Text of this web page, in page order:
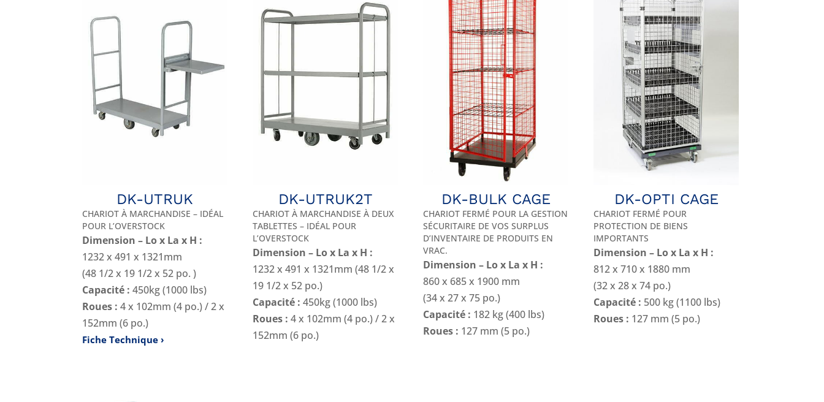
DK-UTRUK
CHARIOT À MARCHANDISE – IDÉAL
POUR L’OVERSTOCK
Dimension – Lo x La x H :
1232 x 491 x 1321mm
(48 1/2 x 19 1/2 x 52 po. )
Capacité : 450kg (1000 lbs)
Roues : 4 x 102mm (4 po.) / 2 x
152mm (6 po.)
Fiche Technique
DK-UTRUK2T
CHARIOT À MARCHANDISE À DEUX
TABLETTES – IDÉAL POUR
L’OVERSTOCK
Dimension – Lo x La x H :
1232 x 491 x 1321mm (48 1/2 x
19 1/2 x 52 po.)
Capacité : 450kg (1000 lbs)
Roues : 4 x 102mm (4 po.) / 2 x
152mm (6 po.)
DK-BULK CAGE
CHARIOT FERMÉ POUR LA GESTION
SÉCURITAIRE DE VOS SURPLUS
D’INVENTAIRE DE PRODUITS EN
VRAC.
Dimension – Lo x La x H :
860 x 685 x 1900 mm
(34 x 27 x 75 po.)
Capacité : 182 kg (400 lbs)
Roues : 127 mm (5 po.)
DK-OPTI CAGE
CHARIOT FERMÉ POUR
PROTECTION DE BIENS
IMPORTANTS
Dimension – Lo x La x H :
812 x 710 x 1880 mm
(32 x 28 x 74 po.)
Capacité : 500 kg (1100 lbs)
Roues : 127 mm (5 po.)